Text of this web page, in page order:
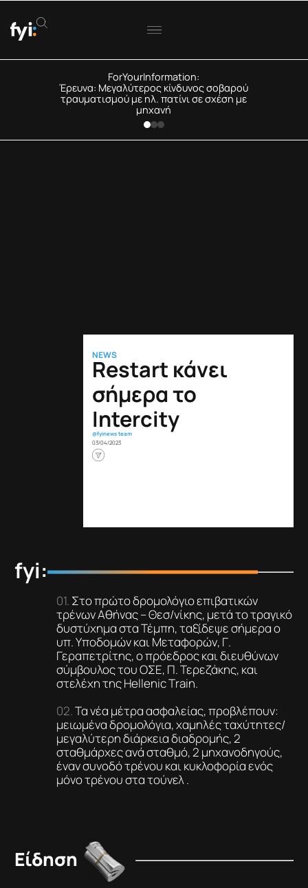
ForYourInformation:
Έρευνα: Μεγαλύτερος κίνδυνος σοβαρού
τραυματισμού με ηλ. πατίνι σε σχέση με
μηχανή
NEWS
Restart κάνει
σήμερα το
Intercity
@fyinews team
03/04/2023
fyi:
Στο πρώτο δρομολόγιο επιβατικών
τρένων Αθήνας – Θεσ/νίκης, μετά το τραγικό
δυστύχημα στα Τέμπη, ταξίδεψε σήμερα ο
υπ. Υποδομών και Μεταφορών, Γ.
Γεραπετρίτης, ο πρόεδρος και διευθύνων
σύμβουλος του ΟΣΕ, Π. Τερεζάκης, και
στελέχη της Hellenic Τrain.
Τα νέα μέτρα ασφαλείας, προβλέπουν:
μειωμένα δρομολόγια, χαμηλές ταχύτητες/
μεγαλύτερη διάρκεια διαδρομής, 2
σταθμάρχες ανά σταθμό, 2 μηχανοδηγούς,
έναν συνοδό τρένου και κυκλοφορία ενός
μόνο τρένου στα τούνελ .
Είδηση